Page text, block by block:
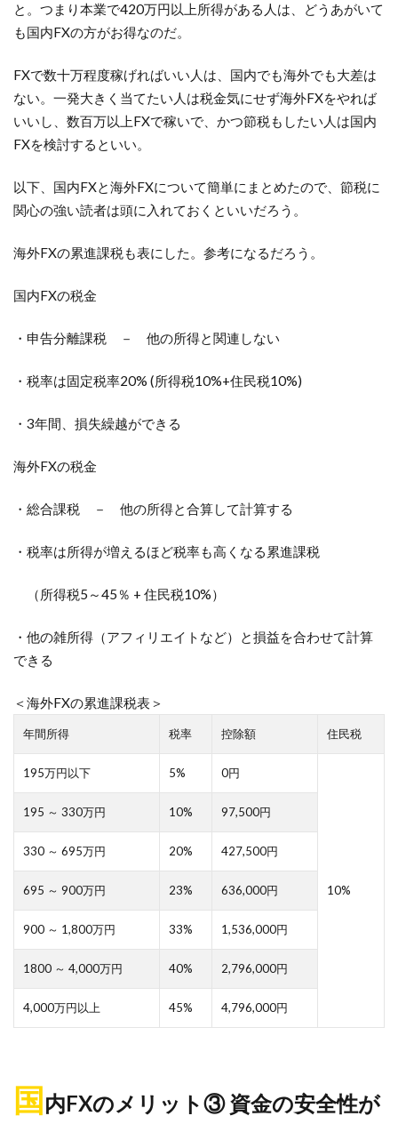
と。つまり本業で420万円以上所得がある人は、どうあがいて
も国内FXの方がお得なのだ。
FXで数十万程度稼げればいい人は、国内でも海外でも大差は
ない。一発大きく当てたい人は税金気にせず海外FXをやれば
いいし、数百万以上FXで稼いで、かつ節税もしたい人は国内
FXを検討するといい。
以下、国内FXと海外FXについて簡単にまとめたので、節税に
関心の強い読者は頭に入れておくといいだろう。
海外FXの累進課税も表にした。参考になるだろう。
国内FXの税金
・申告分離課税 － 他の所得と関連しない
・税率は固定税率20% (所得税10%+住民税10%)
・3年間、損失繰越ができる
海外FXの税金
・総合課税 － 他の所得と合算して計算する
・税率は所得が増えるほど税率も高くなる累進課税
（所得税5～45％ + 住民税10%）
・他の雑所得（アフィリエイトなど）と損益を合わせて計算
できる
＜海外FXの累進課税表＞
年間所得 税率 控除額 住民税
195万円以下 5% 0円
10%
195 ～ 330万円 10% 97,500円
330 ～ 695万円 20% 427,500円
695 ～ 900万円 23% 636,000円
900 ～ 1,800万円 33% 1,536,000円
1800 ～ 4,000万円 40% 2,796,000円
4,000万円以上 45% 4,796,000円
国内FXのメリット③ 資金の安全性が